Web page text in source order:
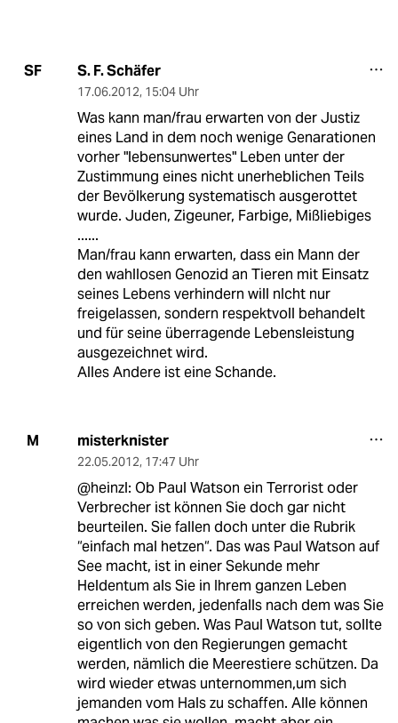
SF S. F. Schäfer
17.06.2012, 15:04 Uhr
Was kann man/frau erwarten von der Justiz
eines Land in dem noch wenige Genarationen
vorher "lebensunwertes" Leben unter der
Zustimmung eines nicht unerheblichen Teils
der Bevölkerung systematisch ausgerottet
wurde. Juden, Zigeuner, Farbige, Mißliebiges
......
Man/frau kann erwarten, dass ein Mann der
den wahllosen Genozid an Tieren mit Einsatz
seines Lebens verhindern will nIcht nur
freigelassen, sondern respektvoll behandelt
und für seine überragende Lebensleistung
ausgezeichnet wird.
Alles Andere ist eine Schande.
M misterknister
22.05.2012, 17:47 Uhr
@heinzl: Ob Paul Watson ein Terrorist oder
Verbrecher ist können Sie doch gar nicht
beurteilen. Sie fallen doch unter die Rubrik
“einfach mal hetzen“. Das was Paul Watson auf
See macht, ist in einer Sekunde mehr
Heldentum als Sie in Ihrem ganzen Leben
erreichen werden, jedenfalls nach dem was Sie
so von sich geben. Was Paul Watson tut, sollte
eigentlich von den Regierungen gemacht
werden, nämlich die Meerestiere schützen. Da
wird wieder etwas unternommen,um sich
jemanden vom Hals zu schaffen. Alle können